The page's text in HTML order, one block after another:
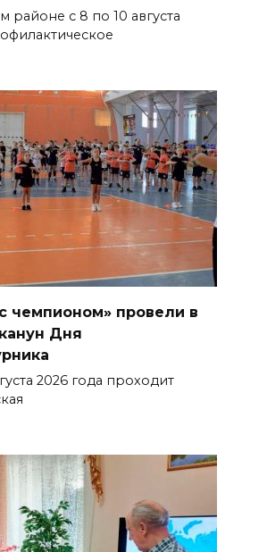
районе с 8 по 10 августа
чемпионом» провели в
Дня
2026 года проходит